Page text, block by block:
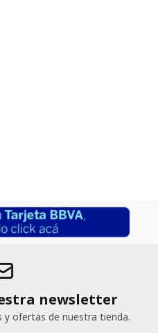
newsletter
y ofertas de nuestra tienda.